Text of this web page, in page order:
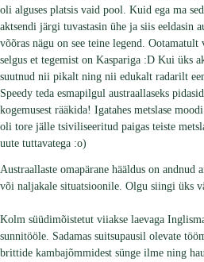
oli alguses platsis vaid pool. Kuid ega ma
aktsendi järgi tuvastasin ühe ja siis eeldasin
võõras nägu on see teine legend. Ootamatult
selgus et tegemist on Kaspariga :D Kui üks
suutnud nii pikalt ning nii edukalt radarilt
Speedy teda esmapilgul austraallaseks
kogemusest rääkida! Igatahes metslase
oli tore jälle tsiviliseeritud paigas teiste
uute tuttavatega :o)
Austraallaste omapärane hääldus on andnud
või naljakale situatsioonile. Olgu siingi üks
Kolm süüdimõistetut viiakse laevaga
sunnitööle. Sadamas suitsupausil olevate
brittide kambajõmmidest sünge ilme ning